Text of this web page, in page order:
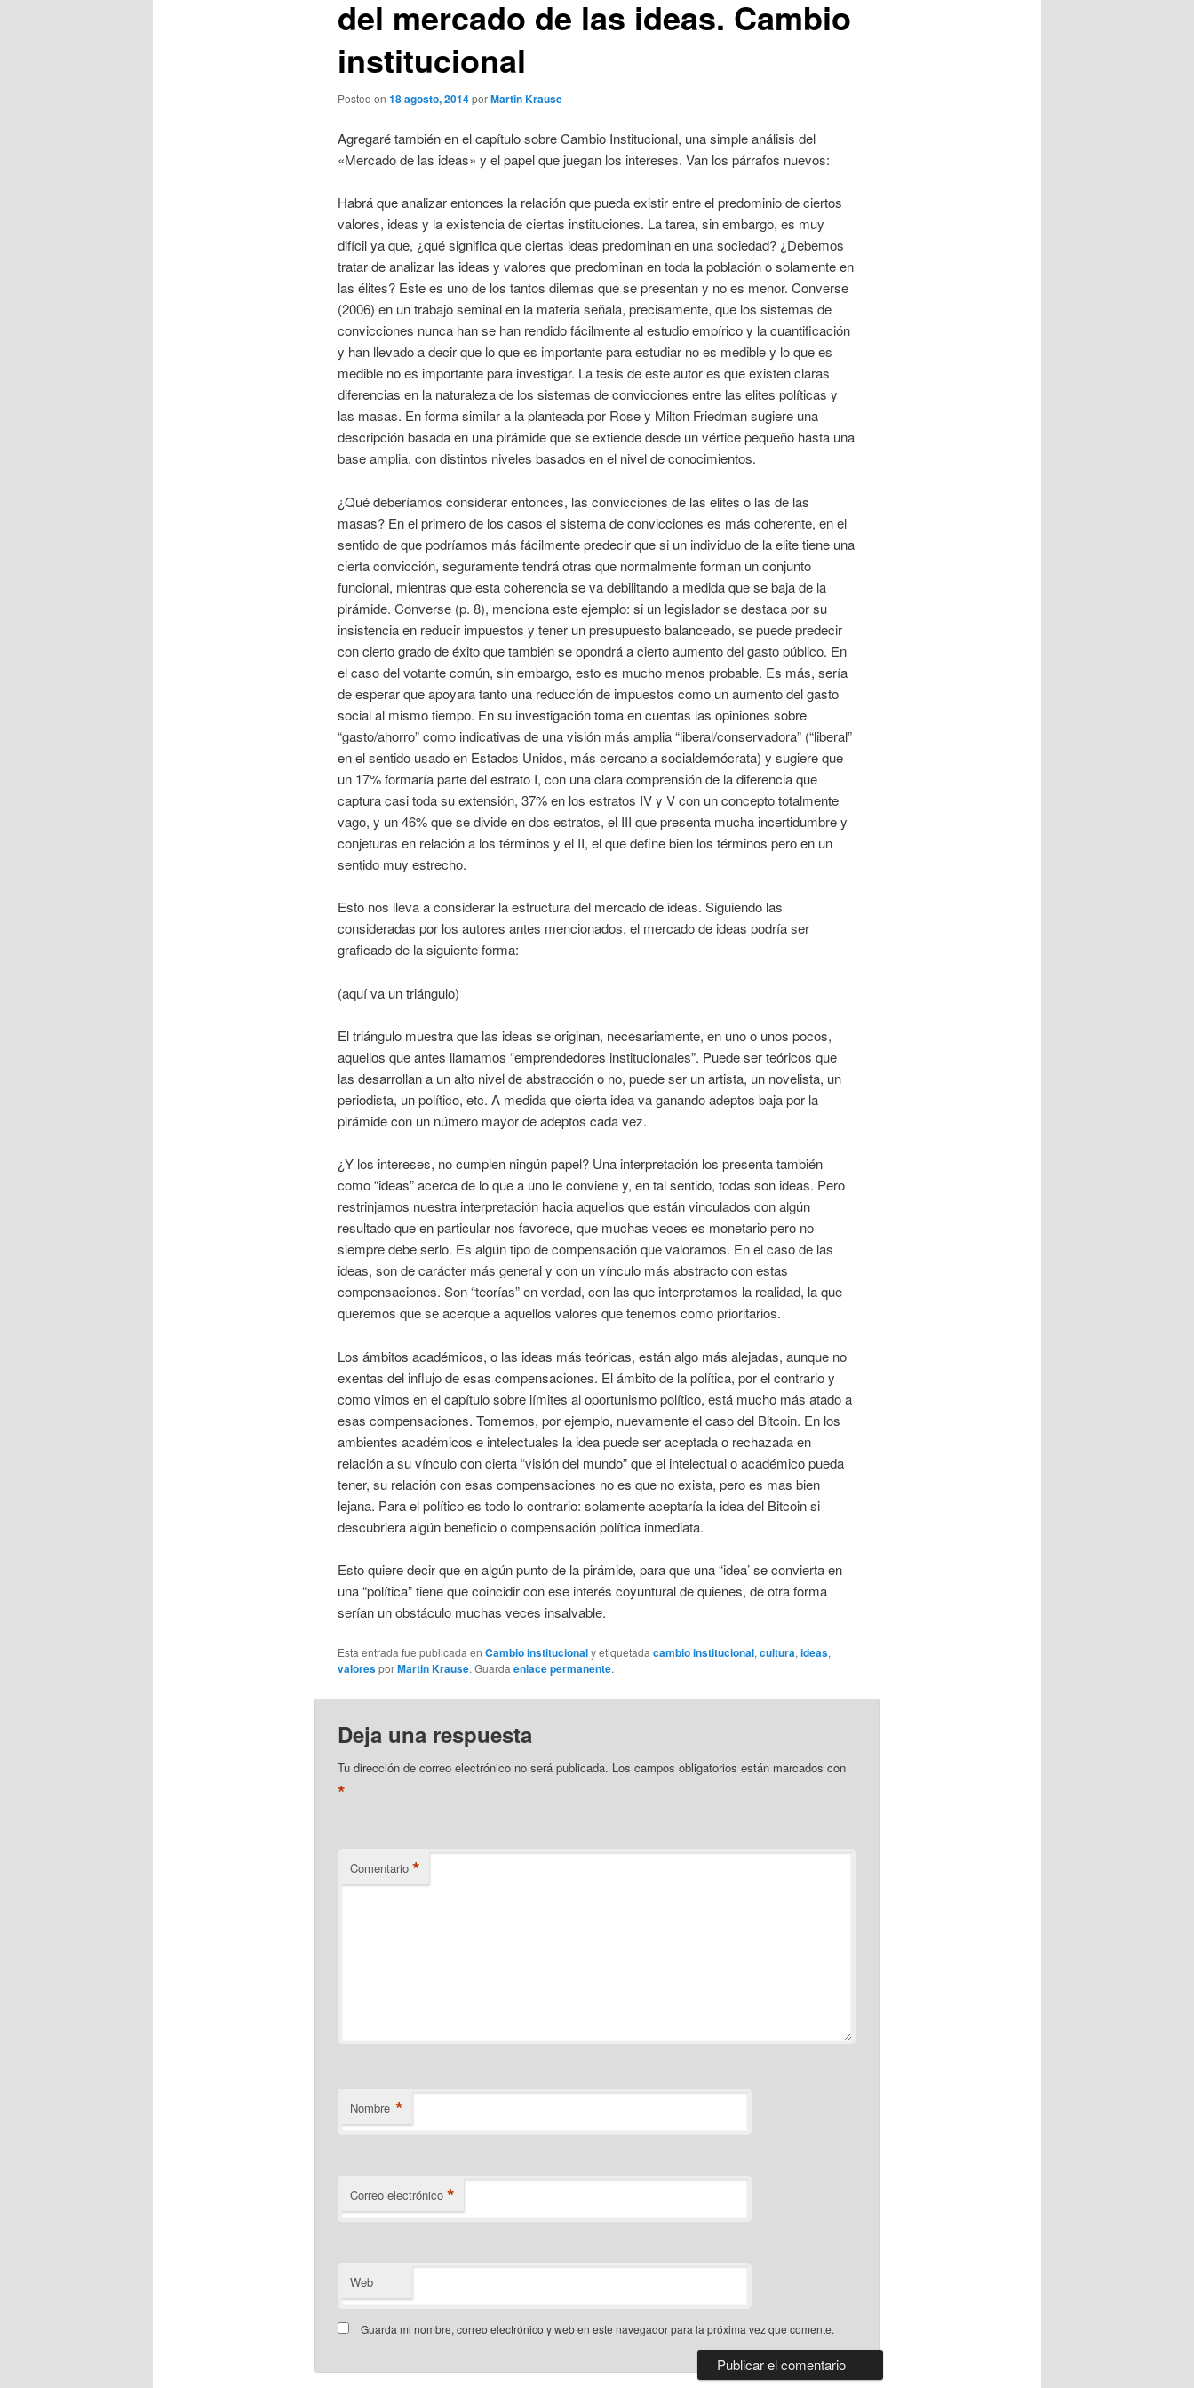
del mercado de las ideas. Cambio
institucional
Posted on 18 agosto, 2014porMartin Krause
Agregaré también en el capítulo sobre Cambio Institucional, una simple análisis del
«Mercado de las ideas» y el papel que juegan los intereses. Van los párrafos nuevos:
Habrá que analizar entonces la relación que pueda existir entre el predominio de ciertos
valores, ideas y la existencia de ciertas instituciones. La tarea, sin embargo, es muy
difícil ya que, ¿qué significa que ciertas ideas predominan en una sociedad? ¿Debemos
tratar de analizar las ideas y valores que predominan en toda la población o solamente en
las élites? Este es uno de los tantos dilemas que se presentan y no es menor. Converse
(2006) en un trabajo seminal en la materia señala, precisamente, que los sistemas de
convicciones nunca han se han rendido fácilmente al estudio empírico y la cuantificación
y han llevado a decir que lo que es importante para estudiar no es medible y lo que es
medible no es importante para investigar. La tesis de este autor es que existen claras
diferencias en la naturaleza de los sistemas de convicciones entre las elites políticas y
las masas. En forma similar a la planteada por Rose y Milton Friedman sugiere una
descripción basada en una pirámide que se extiende desde un vértice pequeño hasta una
base amplia, con distintos niveles basados en el nivel de conocimientos.
¿Qué deberíamos considerar entonces, las convicciones de las elites o las de las
masas? En el primero de los casos el sistema de convicciones es más coherente, en el
sentido de que podríamos más fácilmente predecir que si un individuo de la elite tiene una
cierta convicción, seguramente tendrá otras que normalmente forman un conjunto
funcional, mientras que esta coherencia se va debilitando a medida que se baja de la
pirámide. Converse (p. 8), menciona este ejemplo: si un legislador se destaca por su
insistencia en reducir impuestos y tener un presupuesto balanceado, se puede predecir
con cierto grado de éxito que también se opondrá a cierto aumento del gasto público. En
el caso del votante común, sin embargo, esto es mucho menos probable. Es más, sería
de esperar que apoyara tanto una reducción de impuestos como un aumento del gasto
social al mismo tiempo. En su investigación toma en cuentas las opiniones sobre
“gasto/ahorro” como indicativas de una visión más amplia “liberal/conservadora” (“liberal”
en el sentido usado en Estados Unidos, más cercano a socialdemócrata) y sugiere que
un 17% formaría parte del estrato I, con una clara comprensión de la diferencia que
captura casi toda su extensión, 37% en los estratos IV y V con un concepto totalmente
vago, y un 46% que se divide en dos estratos, el III que presenta mucha incertidumbre y
conjeturas en relación a los términos y el II, el que define bien los términos pero en un
sentido muy estrecho.
Esto nos lleva a considerar la estructura del mercado de ideas. Siguiendo las
consideradas por los autores antes mencionados, el mercado de ideas podría ser
graficado de la siguiente forma:
(aquí va un triángulo)
El triángulo muestra que las ideas se originan, necesariamente, en uno o unos pocos,
aquellos que antes llamamos “emprendedores institucionales”. Puede ser teóricos que
las desarrollan a un alto nivel de abstracción o no, puede ser un artista, un novelista, un
periodista, un político, etc. A medida que cierta idea va ganando adeptos baja por la
pirámide con un número mayor de adeptos cada vez.
¿Y los intereses, no cumplen ningún papel? Una interpretación los presenta también
como “ideas” acerca de lo que a uno le conviene y, en tal sentido, todas son ideas. Pero
restrinjamos nuestra interpretación hacia aquellos que están vinculados con algún
resultado que en particular nos favorece, que muchas veces es monetario pero no
siempre debe serlo. Es algún tipo de compensación que valoramos. En el caso de las
ideas, son de carácter más general y con un vínculo más abstracto con estas
compensaciones. Son “teorías” en verdad, con las que interpretamos la realidad, la que
queremos que se acerque a aquellos valores que tenemos como prioritarios.
Los ámbitos académicos, o las ideas más teóricas, están algo más alejadas, aunque no
exentas del influjo de esas compensaciones. El ámbito de la política, por el contrario y
como vimos en el capítulo sobre límites al oportunismo político, está mucho más atado a
esas compensaciones. Tomemos, por ejemplo, nuevamente el caso del Bitcoin. En los
ambientes académicos e intelectuales la idea puede ser aceptada o rechazada en
relación a su vínculo con cierta “visión del mundo” que el intelectual o académico pueda
tener, su relación con esas compensaciones no es que no exista, pero es mas bien
lejana. Para el político es todo lo contrario: solamente aceptaría la idea del Bitcoin si
descubriera algún beneficio o compensación política inmediata.
Esto quiere decir que en algún punto de la pirámide, para que una “idea’ se convierta en
una “política” tiene que coincidir con ese interés coyuntural de quienes, de otra forma
serían un obstáculo muchas veces insalvable.
Esta entrada fue publicada en Cambio institucionaly etiquetadacambio institucional,cultura,ideas,
valoresporMartin Krause. Guardaenlace permanente.
Deja una respuesta
Tu dirección de correo electrónico no será publicada. Los campos obligatorios están marcados con
*
Comentario *
Nombre *
Correo electrónico *
Web
Guarda mi nombre, correo electrónico y web en este navegador para la próxima vez que comente.